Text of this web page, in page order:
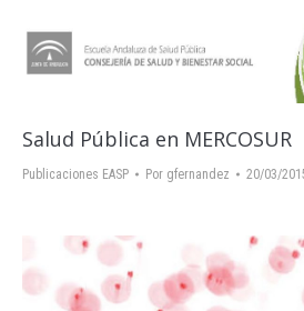
Salud Pública en MERCOSUR
Publicaciones EASP Por gfernandez 20/03/